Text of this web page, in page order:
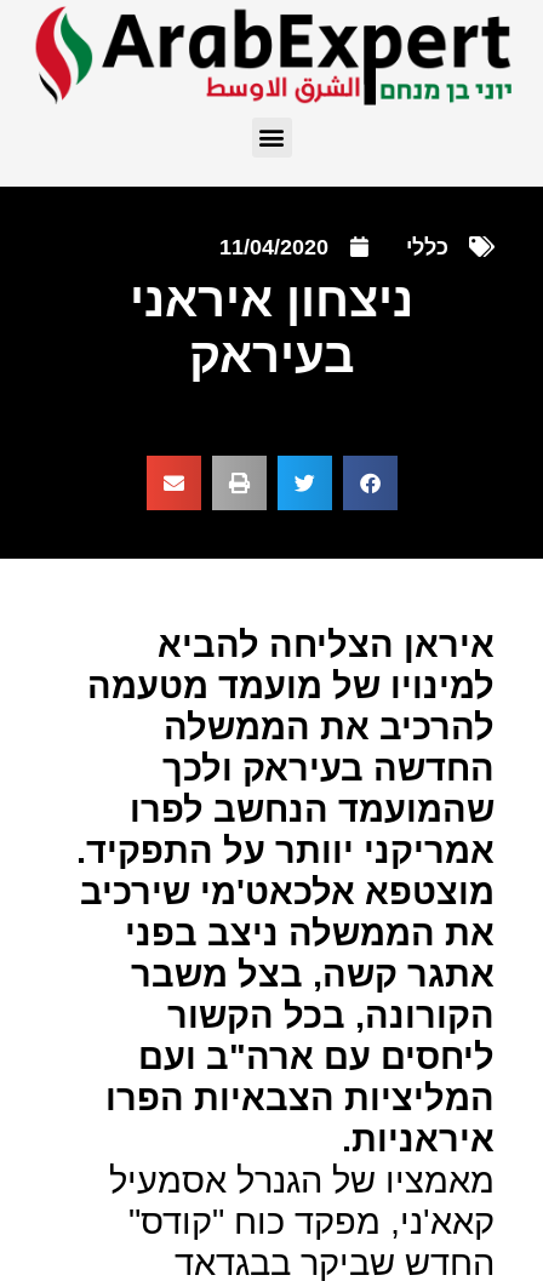
כללי 11/04/2020
ניצחון איראני
בעיראק
איראן הצליחה להביא
למינויו של מועמד מטעמה
להרכיב את הממשלה
החדשה בעיראק ולכך
שהמועמד הנחשב לפרו
אמריקני יוותר על התפקיד.
מוצטפא אלכאט'מי שירכיב
את הממשלה ניצב בפני
אתגר קשה, בצל משבר
הקורונה, בכל הקשור
ליחסים עם ארה"ב ועם
המליציות הצבאיות הפרו
איראניות.
מאמציו של הגנרל אסמעיל
קאא'ני, מפקד כוח "קודס"
החדש שביקר בבגדאד